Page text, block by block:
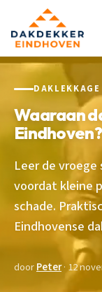
Waaraan
Leer de
voordat kleine
schade.
Eindhovense
doorPeter· 12